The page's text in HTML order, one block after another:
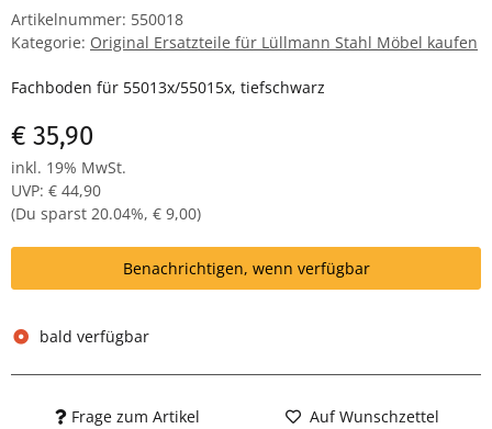
Artikelnummer: 550018
Kategorie: Original Ersatzteile für Lüllmann Stahl Möbel kaufen
Fachboden für 55013x/55015x, tiefschwarz
€ 35,90
inkl. 19% MwSt.
UVP: € 44,90
(Du sparst 20.04%, € 9,00)
Benachrichtigen, wenn verfügbar
bald verfügbar
Frage zum Artikel Auf Wunschzettel